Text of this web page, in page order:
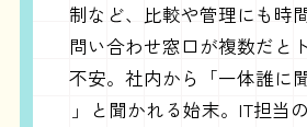
制など、比較や管理にも時
問い合わせ窓口が複数だと
不安。社内から「一体誰に
」と聞かれる始末。IT担当